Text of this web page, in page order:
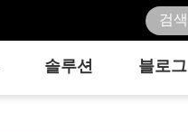
솔루션 블로그